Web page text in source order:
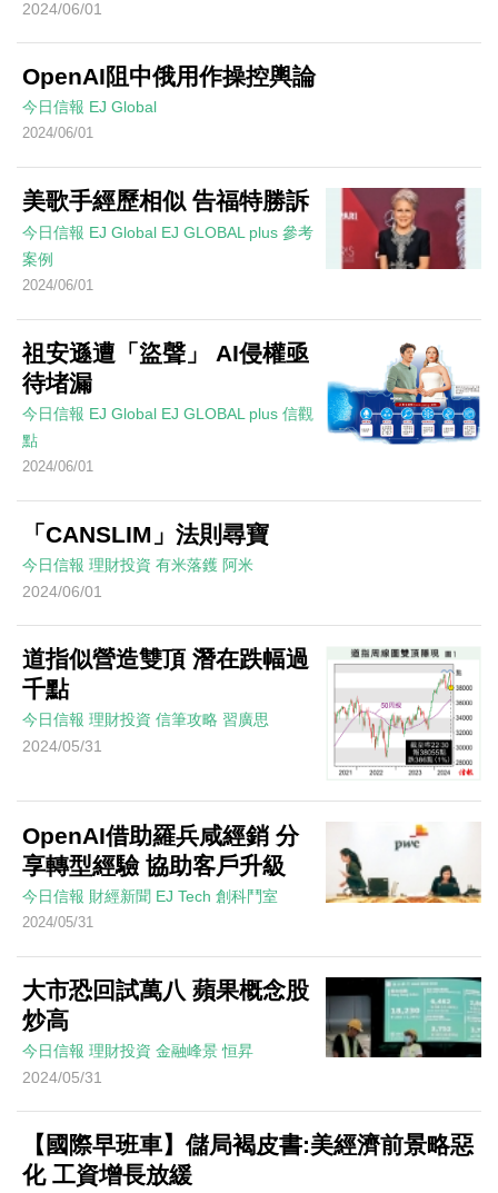
2024/06/01
OpenAI阻中俄用作操控輿論
今日信報 EJ Global
2024/06/01
美歌手經歷相似 告福特勝訴
今日信報 EJ Global EJ GLOBAL plus 參考
案例
2024/06/01
祖安遜遭「盜聲」 AI侵權亟
待堵漏
今日信報 EJ Global EJ GLOBAL plus 信觀
點
2024/06/01
「CANSLIM」法則尋寶
今日信報 理財投資 有米落鑊 阿米
2024/06/01
道指似營造雙頂 潛在跌幅過
千點
今日信報 理財投資 信筆攻略 習廣思
2024/05/31
OpenAI借助羅兵咸經銷 分
享轉型經驗 協助客戶升級
今日信報 財經新聞 EJ Tech 創科鬥室
2024/05/31
大市恐回試萬八 蘋果概念股
炒高
今日信報 理財投資 金融峰景 恒昇
2024/05/31
【國際早班車】儲局褐皮書:美經濟前景略惡
化 工資增長放緩